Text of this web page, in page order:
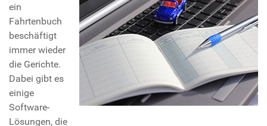
ein
Fahrtenbuch
beschäftigt
immer wieder
die Gerichte.
Dabei gibt es
einige
Software-
Lösungen, die